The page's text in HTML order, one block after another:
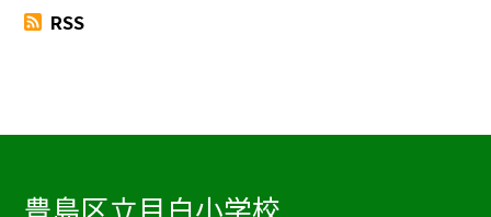
RSS
豊島区立目白小学校